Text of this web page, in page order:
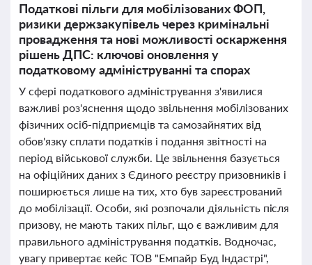
Податкові пільги для мобілізованих ФОП,
ризики держзакупівель через кримінальні
провадження та нові можливості оскарження
рішень ДПС: ключові оновлення у
податковому адмініструванні та спорах
У сфері податкового адміністрування з'явилися
важливі роз'яснення щодо звільнення мобілізованих
фізичних осіб-підприємців та самозайнятих від
обов'язку сплати податків і подання звітності на
період військової служби. Це звільнення базується
на офіційних даних з Єдиного реєстру призовників і
поширюється лише на тих, хто був зареєстрований
до мобілізації. Особи, які розпочали діяльність після
призову, не мають таких пільг, що є важливим для
правильного адміністрування податків. Водночас,
увагу привертає кейс ТОВ "Емпайр Буд Індастрі",